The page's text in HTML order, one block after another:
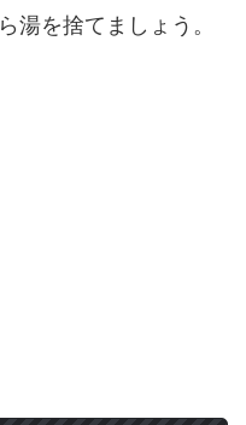
湯を捨てましょう。